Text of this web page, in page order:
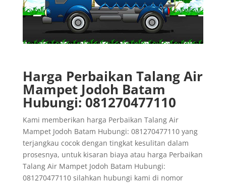
Harga Perbaikan Talang Air
Mampet Jodoh Batam
Hubungi: 081270477110
Kami memberikan harga Perbaikan Talang Air
Mampet Jodoh Batam Hubungi: 081270477110 yang
terjangkau cocok dengan tingkat kesulitan dalam
prosesnya, untuk kisaran biaya atau harga Perbaikan
Talang Air Mampet Jodoh Batam Hubungi:
081270477110 silahkan hubungi kami di nomor